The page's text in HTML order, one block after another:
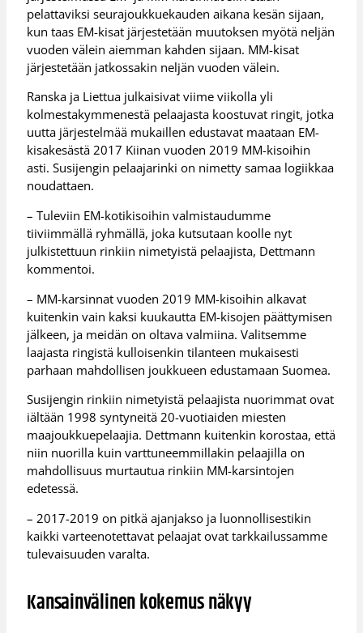
pelattaviksi seurajoukkuekauden aikana kesän sijaan,
kun taas EM-kisat järjestetään muutoksen myötä neljän
vuoden välein aiemman kahden sijaan. MM-kisat
järjestetään jatkossakin neljän vuoden välein.
Ranska ja Liettua julkaisivat viime viikolla yli
kolmestakymmenestä pelaajasta koostuvat ringit, jotka
uutta järjestelmää mukaillen edustavat maataan EM-
kisakesästä 2017 Kiinan vuoden 2019 MM-kisoihin
asti. Susijengin pelaajarinki on nimetty samaa logiikkaa
noudattaen.
– Tuleviin EM-kotikisoihin valmistaudumme
tiiviimmällä ryhmällä, joka kutsutaan koolle nyt
julkistettuun rinkiin nimetyistä pelaajista, Dettmann
kommentoi.
– MM-karsinnat vuoden 2019 MM-kisoihin alkavat
kuitenkin vain kaksi kuukautta EM-kisojen päättymisen
jälkeen, ja meidän on oltava valmiina. Valitsemme
laajasta ringistä kulloisenkin tilanteen mukaisesti
parhaan mahdollisen joukkueen edustamaan Suomea.
Susijengin rinkiin nimetyistä pelaajista nuorimmat ovat
iältään 1998 syntyneitä 20-vuotiaiden miesten
maajoukkuepelaajia. Dettmann kuitenkin korostaa, että
niin nuorilla kuin varttuneemmillakin pelaajilla on
mahdollisuus murtautua rinkiin MM-karsintojen
edetessä.
– 2017-2019 on pitkä ajanjakso ja luonnollisestikin
kaikki varteenotettavat pelaajat ovat tarkkailussamme
tulevaisuuden varalta.
Kansainvälinen kokemus näkyy